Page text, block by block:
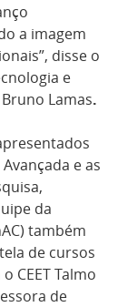
a imagem
disse o
e
Lamas.
e as
da
também
de cursos
CEET Talmo
de